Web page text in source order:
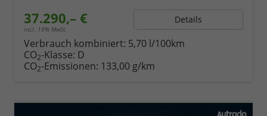
37.290,– €
incl. 19% MwSt.
Details
Verbrauch kombiniert: 5,70 l/100km
CO2-Klasse: D
CO2-Emissionen: 133,00 g/km